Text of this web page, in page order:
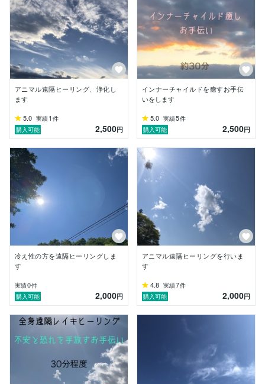
好転反応や、気持ち悪くなったり、眠くなったりする
方、何が映像、色が見える方、もおられますが、安心し
ていてください。
逆に、何も感じない方もおられます。
こちらで、なんらかのイメージを受け取りましたら、お
アニマル遠隔ヒーリング、浄化し
ます
5.0 実績1 件
購入可能
2,500円
インナーチャイルドを癒すお手伝
いをします
5.0 実績5件
購入可能
2,500円
冷え性の方を遠隔ヒーリングしま
す
実績0件
購入可能
2,000円
アニマル遠隔ヒーリングを行いま
す
4.8 実績7件
購入可能
2,000円